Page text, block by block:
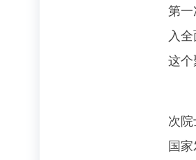
第
入
这
《
次
国